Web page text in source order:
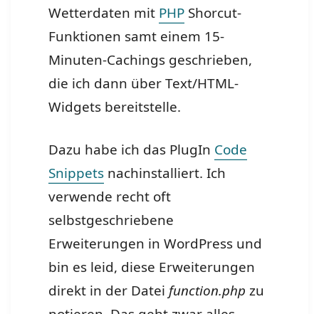
Wetterdaten mit PHP Shorcut-
Funktionen samt einem 15-
Minuten-Cachings geschrieben,
die ich dann über Text/HTML-
Widgets bereitstelle.
Dazu habe ich das PlugIn Code
Snippets nachinstalliert. Ich
verwende recht oft
selbstgeschriebene
Erweiterungen in WordPress und
bin es leid, diese Erweiterungen
direkt in der Dateifunction.php zu